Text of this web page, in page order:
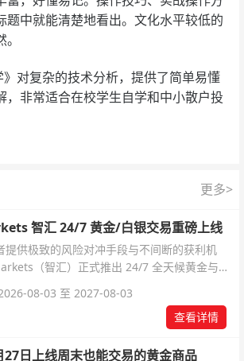
题中就能清楚地看出。文化水平较低的
对复杂的技术分析，提供了简单易懂
，非常适合在校学生自学和中小散户投
更多>
智汇 24/7 黄金/白银交易重磅上线
提供极致的风险对冲手段与不间断的获利机
（智汇）正式推出 24/7 全天候黄金与白
软件及交易细则。
08-03 至 2027-08-03
查看详情
日上线周末也能交易的黄金商品